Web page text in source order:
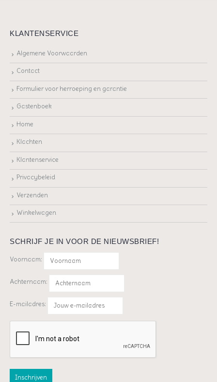
KLANTENSERVICE
Algemene Voorwaarden
Contact
Formulier voor herroeping en garantie
Gastenboek
Home
Klachten
Klantenservice
Privacybeleid
Verzenden
Winkelwagen
SCHRIJF JE IN VOOR DE NIEUWSBRIEF!
Voornaam:
Achternaam:
E-mailadres: